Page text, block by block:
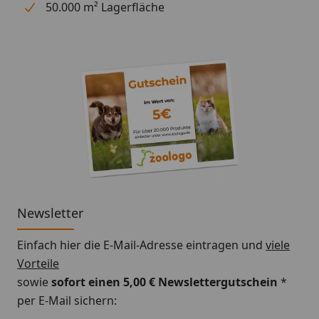
50.000 m² Lagerfläche
Newsletter
Einfach hier die E-Mail-Adresse eintragen und viele
Vorteile
sowiesofort einen 5,00 € Newslettergutschein *
per E-Mail sichern: